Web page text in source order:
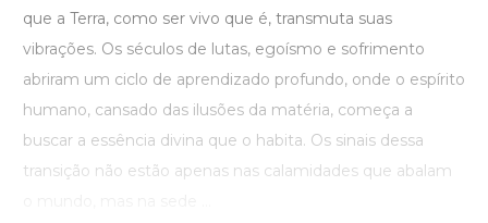
que a Terra, como ser vivo que é, transmuta suas
vibrações. Os séculos de lutas, egoísmo e sofrimento
abriram um ciclo de aprendizado profundo, onde o espírito
humano, cansado das ilusões da matéria, começa a
buscar a essência divina que o habita. Os sinais dessa
transição não estão apenas nas calamidades que abalam